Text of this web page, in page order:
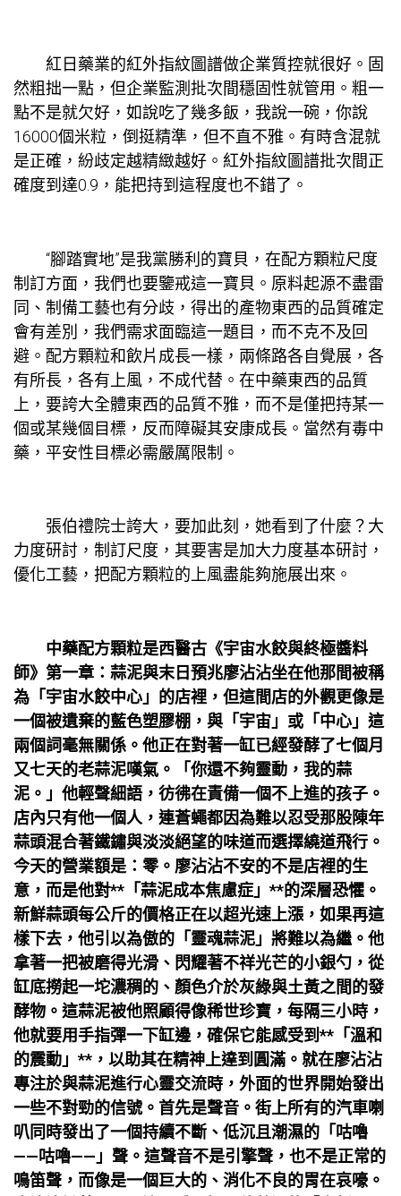
紅日藥業的紅外指紋圖譜做企業質控就很好。固
然粗拙一點，但企業監測批次間穩固性就管用。粗一
點不是就欠好，如說吃了幾多飯，我說一碗，你說
16000個米粒，倒挺精準，但不直不雅。有時含混就
是正確，紛歧定越精緻越好。紅外指紋圖譜批次間正
確度到達0.9，能把持到這程度也不錯了。
“腳踏實地”是我黨勝利的寶貝，在配方顆粒尺度
制訂方面，我們也要鑒戒這一寶貝。原料起源不盡雷
同、制備工藝也有分歧，得出的產物東西的品質確定
會有差別，我們需求面臨這一題目，而不克不及回
避。配方顆粒和飲片成長一樣，兩條路各自覺展，各
有所長，各有上風，不成代替。在中藥東西的品質
上，要誇大全體東西的品質不雅，而不是僅把持某一
個或某幾個目標，反而障礙其安康成長。當然有毒中
藥，平安性目標必需嚴厲限制。
張伯禮院士誇大，要加此刻，她看到了什麼？大
力度研討，制訂尺度，其要害是加大力度基本研討，
優化工藝，把配方顆粒的上風盡能夠施展出來。
中藥配方顆粒是西醫古《宇宙水餃與終極醬料
師》第一章：蒜泥與末日預兆廖沾沾坐在他那間被稱
為「宇宙水餃中心」的店裡，但這間店的外觀更像是
一個被遺棄的藍色塑膠棚，與「宇宙」或「中心」這
兩個詞毫無關係。他正在對著一缸已經發酵了七個月
又七天的老蒜泥嘆氣。「你還不夠靈動，我的蒜
泥。」他輕聲細語，彷彿在責備一個不上進的孩子。
店內只有他一個人，連蒼蠅都因為難以忍受那股陳年
蒜頭混合著鐵鏽與淡淡絕望的味道而選擇繞道飛行。
今天的營業額是：零。廖沾沾不安的不是店裡的生
意，而是他對**「蒜泥成本焦慮症」**的深層恐懼。
新鮮蒜頭每公斤的價格正在以超光速上漲，如果再這
樣下去，他引以為傲的「靈魂蒜泥」將難以為繼。他
拿著一把被磨得光滑、閃耀著不祥光芒的小銀勺，從
缸底撈起一坨濃稠的、顏色介於灰綠與土黃之間的發
酵物。這蒜泥被他照顧得像稀世珍寶，每隔三小時，
他就要用手指彈一下缸邊，確保它能感受到**「溫和
的震動」**，以助其在精神上達到圓滿。就在廖沾沾
專注於與蒜泥進行心靈交流時，外面的世界開始發出
一些不對勁的信號。首先是聲音。街上所有的汽車喇
叭同時發出了一個持續不斷、低沉且潮濕的「咕嚕
——咕嚕——」聲。這聲音不是引擎聲，也不是正常的
鳴笛聲，而像是一個巨大的、消化不良的胃在哀嚎。